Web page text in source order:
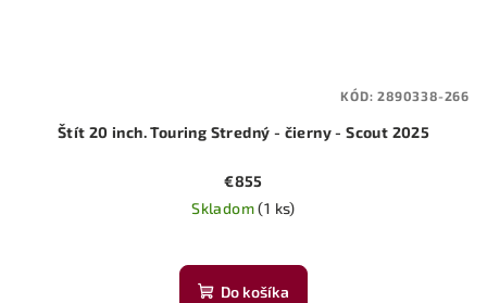
Štít 20 inch. Touring Stredný - čierny - Scout 2025
€855
Skladom(1 ks)
Do košíka
KÓD:2890338-266